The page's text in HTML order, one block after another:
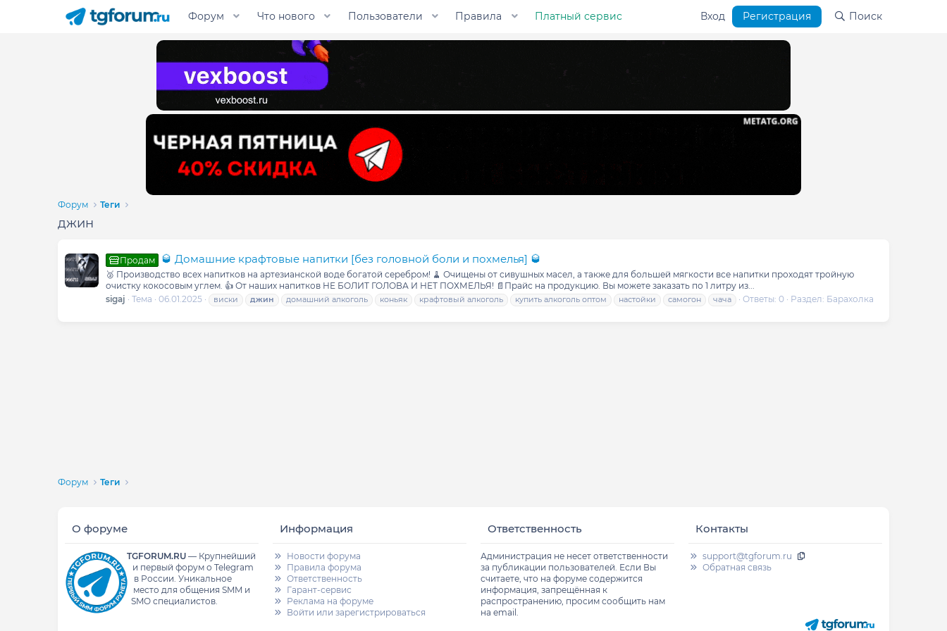
Форум Что нового Пользователи Правила Платный сервис Вход Регистрация Поиск
Форум Теги
джин
Продам 🥃 Домашние крафтовые напитки [без головной боли и похмелья] 🥃
🥈 Производство всех напитков на артезианской воде богатой серебром! 🧹 Очищены от сивушных масел, а также для большей мягкости все напитки проходят тройную
очистку кокосовым углем. 👍 От наших напитков НЕ БОЛИТ ГОЛОВА И НЕТ ПОХМЕЛЬЯ! 📄Прайс на продукцию. Вы можете заказать по 1 литру из...
sigaj
Тема 06.01.2025 виски джин домашний алкоголь коньяк крафтовый алкоголь купить алкоголь оптом настойки самогон чача Ответы: 0 Раздел: Барахолка
Форум Теги
О форуме
TGFORUM.RU— Крупнейший
и первый форум о Telegram
в России. Уникальное
место для общения SMM и
SMO специалистов.
Информация
Новости форума
Правила форума
Ответственность
Гарант-сервис
Реклама на форуме
Войти или зарегистрироваться
Ответственность
Администрация не несет ответственности
за публикации пользователей. Если Вы
считаете, что на форуме содержится
информация, запрещённая к
распространению, просим сообщить нам
на email.
Контакты
support@tgforum.ru
Обратная связь